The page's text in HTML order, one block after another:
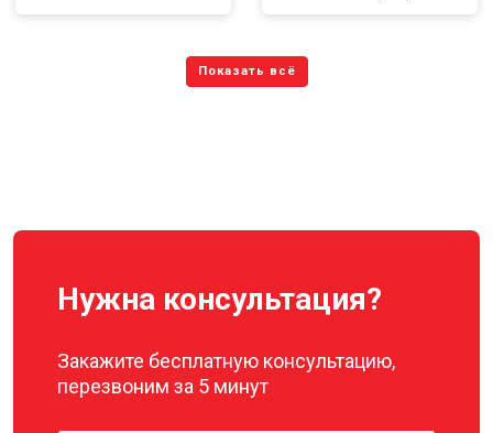
Нужна консультация?
Закажите бесплатную консультацию,
перезвоним за 5 минут